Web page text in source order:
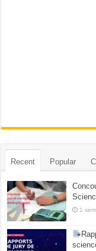
Recent Popular
1